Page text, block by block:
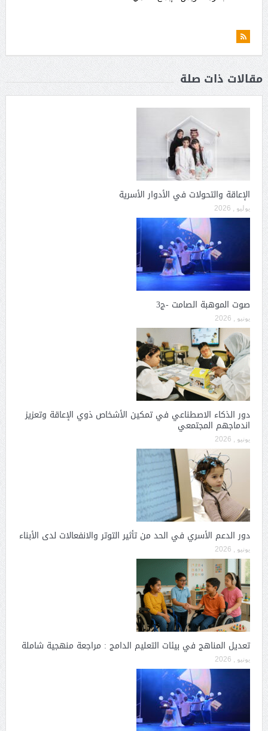
مقالات ذات صلة
الإعاقة والتحولات في الأدوار الأسرية
يوليو , 2026
صوت الموهبة الصامت -ج3
يونيو , 2026
دور الذكاء الاصطناعي في تمكين الأشخاص ذوي الإعاقة وتعزيز
اندماجهم المجتمعي
يونيو , 2026
دور الدعم الأسري في الحد من تأثير التوتر والانفعالات لدى الأبناء
يونيو , 2026
تعديل المناهج في بيئات التعليم الدامج : مراجعة منهجية شاملة
يونيو , 2026